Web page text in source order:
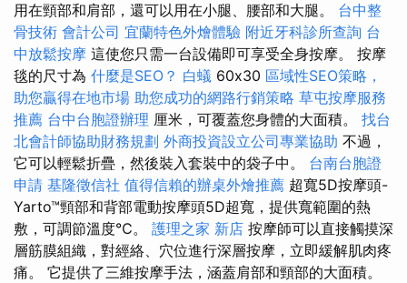
用在頸部和肩部，還可以用在小腿、腰部和大腿。 台中整
骨技術 會計公司 宜蘭特色外燴體驗 附近牙科診所查詢 台
中放鬆按摩 這使您只需一台設備即可享受全身按摩。 按摩
毯的尺寸為 什麼是SEO？ 白蟻 60x30 區域性SEO策略，
助您贏得在地市場 助您成功的網路行銷策略 草屯按摩服務
推薦 台中台胞證辦理 厘米，可覆蓋您身體的大面積。 找台
北會計師協助財務規劃 外商投資設立公司專業協助 不過，
它可以輕鬆折疊，然後裝入套裝中的袋子中。 台南台胞證
申請 基隆徵信社 值得信賴的辦桌外燴推薦 超寬5D按摩頭-
Yarto™頸部和背部電動按摩頭5D超寬，提供寬範圍的熱
敷，可調節溫度℃。 護理之家 新店 按摩師可以直接觸摸深
層筋膜組織，對經絡、穴位進行深層按摩，立即緩解肌肉疼
痛。 它提供了三維按摩手法，涵蓋肩部和頸部的大面積。